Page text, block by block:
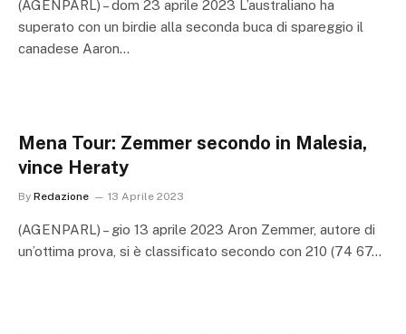
(AGENPARL) – dom 23 aprile 2023 L’australiano ha
superato con un birdie alla seconda buca di spareggio il
canadese Aaron…
Mena Tour: Zemmer secondo in Malesia,
vince Heraty
By Redazione 13 Aprile 2023
(AGENPARL) – gio 13 aprile 2023 Aron Zemmer, autore di
un’ottima prova, si è classificato secondo con 210 (74 67…